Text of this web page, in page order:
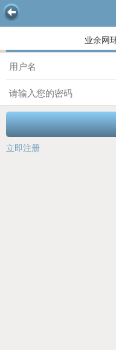
业余网
立即注册